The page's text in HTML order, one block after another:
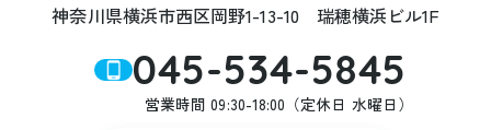
神奈川県横浜市西区岡野1-13-10 瑞穂横浜ビル1F
045-534-5845
営業時間 09:30-18:00（定休日 水曜日）